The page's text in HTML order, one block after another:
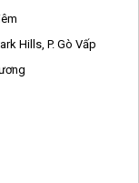
Hills, P. Gò Vấp